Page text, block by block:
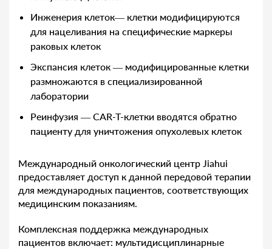
Инженерия клеток— клетки модифицируются
для нацеливания на специфические маркеры
раковых клеток
Экспансия клеток — модифицированные клетки
размножаются в специализированной
лаборатории
Реинфузия — CAR-T-клетки вводятся обратно
пациенту для уничтожения опухолевых клеток
Международный онкологический центр Jiahui
предоставляет доступ к данной передовой терапии
для международных пациентов, соответствующих
медицинским показаниям.
Комплексная поддержка международных
пациентов включает: мультидисциплинарные